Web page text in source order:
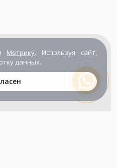
Метрику. Используя сайт,
данных.